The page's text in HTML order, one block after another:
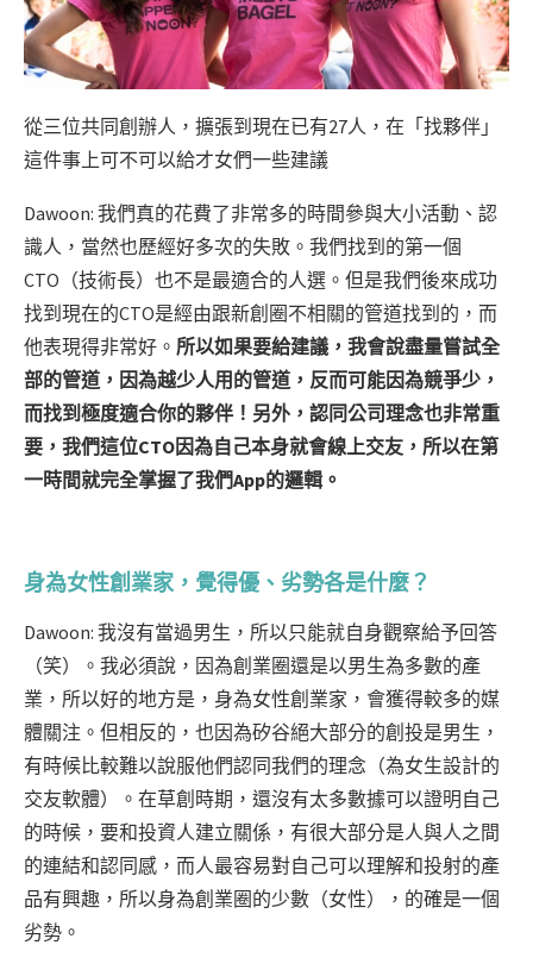
從三位共同創辦人，擴張到現在已有27人，在「找夥伴」
這件事上可不可以給才女們一些建議
Dawoon: 我們真的花費了非常多的時間參與大小活動、認
識人，當然也歷經好多次的失敗。我們找到的第一個
CTO（技術長）也不是最適合的人選。但是我們後來成功
找到現在的CTO是經由跟新創圈不相關的管道找到的，而
他表現得非常好。 所以如果要給建議，我會說盡量嘗試全
部的管道，因為越少人用的管道，反而可能因為競爭少，
而找到極度適合你的夥伴！另外，認同公司理念也非常重
要，我們這位CTO因為自己本身就會線上交友，所以在第
一時間就完全掌握了我們App的邏輯。
身為女性創業家，覺得優、劣勢各是什麼？
Dawoon: 我沒有當過男生，所以只能就自身觀察給予回答
（笑）。我必須說，因為創業圈還是以男生為多數的產
業，所以好的地方是，身為女性創業家，會獲得較多的媒
體關注。但相反的，也因為矽谷絕大部分的創投是男生，
有時候比較難以說服他們認同我們的理念（為女生設計的
交友軟體）。在草創時期，還沒有太多數據可以證明自己
的時候，要和投資人建立關係，有很大部分是人與人之間
的連結和認同感，而人最容易對自己可以理解和投射的產
品有興趣，所以身為創業圈的少數（女性），的確是一個
劣勢。